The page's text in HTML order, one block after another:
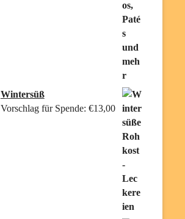
Wintersüß
Vorschlag für Spende: €13,00